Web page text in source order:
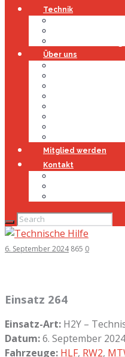
Technik
Über uns
Mitglied werden
Kontakt
6. September 2024 865 0
Einsatz 264
Einsatz-Art: H2Y –
Datum:6. September
Fahrzeuge: HLF, RW2,